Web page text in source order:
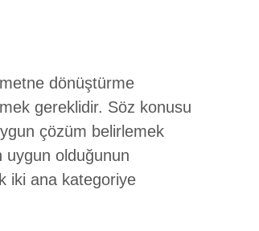
dönüştürme
gereklidir. Söz konusu
çözüm belirlemek
uygun olduğunun
iki ana kategoriye